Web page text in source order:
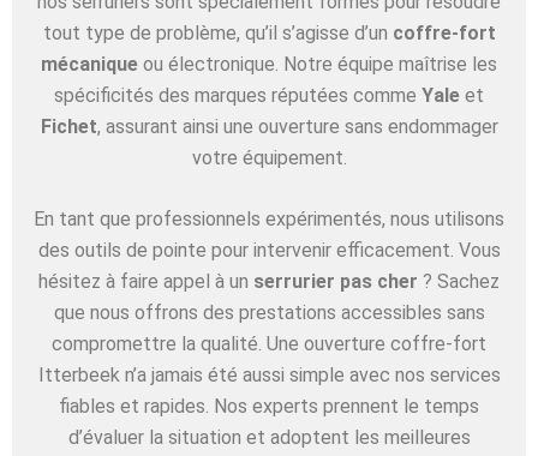
tout type de problème, qu’il s’agisse d’un coffre-fort
mécanique ou électronique. Notre équipe maîtrise les
spécificités des marques réputées comme Yale et
Fichet, assurant ainsi une ouverture sans endommager
votre équipement.
En tant que professionnels expérimentés, nous utilisons
des outils de pointe pour intervenir efficacement. Vous
hésitez à faire appel à un serrurier pas cher ? Sachez
que nous offrons des prestations accessibles sans
compromettre la qualité. Une ouverture coffre-fort
Itterbeek n’a jamais été aussi simple avec nos services
fiables et rapides. Nos experts prennent le temps
d’évaluer la situation et adoptent les meilleures